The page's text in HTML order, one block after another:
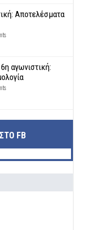
Αποτελέσματα
αγωνιστική:
FB